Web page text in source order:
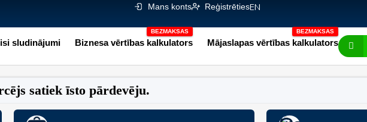
Mans konts ReģistrētiesEN
sludinājumi Biznesa vērtības kalkulators Mājaslapas vērtības kalkulators
satiek īsto pārdevēju.